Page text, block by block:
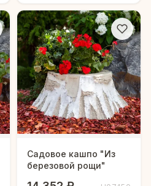
Садовое кашпо "Из
березовой рощи"